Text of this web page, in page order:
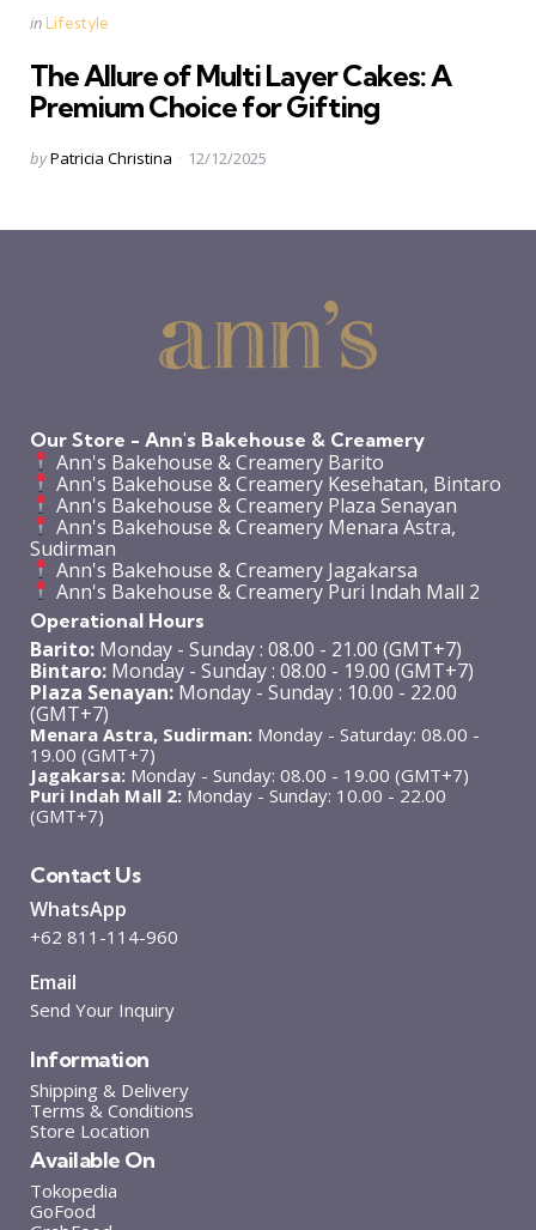
Categories
Posted
in Lifestyle
The Allure of Multi Layer Cakes: A
Premium Choice for Gifting
Posted
byPatricia Christina 12/12/2025
Our Store - Ann's Bakehouse & Creamery
Ann's Bakehouse & Creamery Barito
Ann's Bakehouse & Creamery Kesehatan, Bintaro
Ann's Bakehouse & Creamery Plaza Senayan
Ann's Bakehouse & Creamery Menara Astra,
Sudirman
Ann's Bakehouse & Creamery Jagakarsa
Ann's Bakehouse & Creamery Puri Indah Mall 2
Operational Hours
Barito: Monday - Sunday : 08.00 - 21.00 (GMT+7)
Bintaro: Monday - Sunday : 08.00 - 19.00 (GMT+7)
Plaza Senayan:Monday - Sunday : 10.00 - 22.00
(GMT+7)
Menara Astra, Sudirman: Monday - Saturday: 08.00 -
19.00 (GMT+7)
Jagakarsa: Monday - Sunday: 08.00 - 19.00 (GMT+7)
Puri Indah Mall 2: Monday - Sunday: 10.00 - 22.00
(GMT+7)
Contact Us
WhatsApp
+62 811-114-960
Email
Send Your Inquiry
Information
Shipping & Delivery
Terms & Conditions
Store Location
Available On
Tokopedia
GoFood